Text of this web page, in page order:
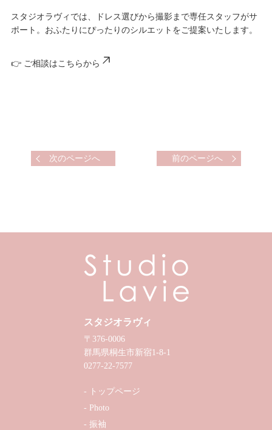
スタジオラヴィでは、ドレス選びから撮影まで専任スタッフがサ
ポート。おふたりにぴったりのシルエットをご提案いたします。
👉 ご相談はこちらから
次のページへ 前のページへ
スタジオラヴィ
〒376-0006
群馬県桐生市新宿1-8-1
0277-22-7577
トップページ
Photo
振袖